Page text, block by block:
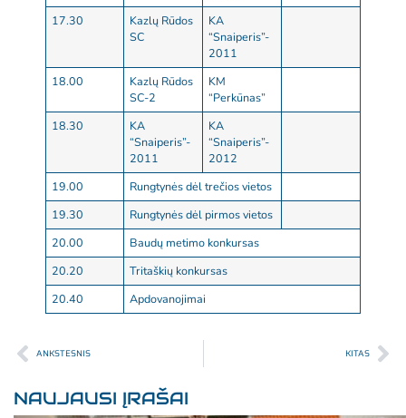
17.30
Kazlų Rūdos
SC
KA
“Snaiperis”-
2011
18.00
Kazlų Rūdos
SC-2
KM
“Perkūnas”
18.30
KA
“Snaiperis”-
2011
KA
“Snaiperis”-
2012
19.00
Rungtynės dėl trečios vietos
19.30
Rungtynės dėl pirmos vietos
20.00
Baudų metimo konkursas
20.20
Tritaškių konkursas
20.40
Apdovanojimai
ANKSTESNIS KITAS
NAUJAUSI ĮRAŠAI